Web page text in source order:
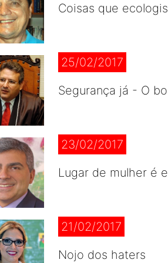
Coisas que
25/02/2017
Segurança já - O
23/02/2017
Lugar de mulher é
21/02/2017
Nojo dos haters